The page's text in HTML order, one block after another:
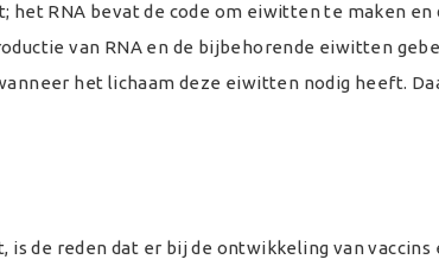
het RNA bevat de code om eiwitten te maken en
van RNA en de bijbehorende eiwitten
het lichaam deze eiwitten nodig heeft.
de reden dat er bij de ontwikkeling van vaccins